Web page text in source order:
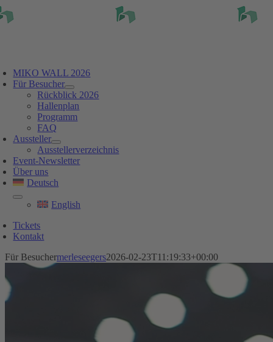
Skip
to
MIKO WALL 2026
Für Besucher
Rückblick 2026
Hallenplan
Programm
FAQ
Aussteller
Ausstellerverzeichnis
Event-Newsletter
Über uns
Deutsch
English
Tickets
Kontakt
Für Besuchermerleseegers2026-02-23T11:19:33+00:00